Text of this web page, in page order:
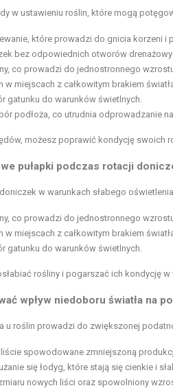
w ustawieniu roślin, które mogą
które prowadzi do gnicia korzeni i
bez odpowiednich otworów
co prowadzi do jednostronnego
w miejscach z całkowitym brakiem
gatunku do warunków świetlnych.
podłoża, co utrudnia odprowadzanie
możesz poprawić kondycję swoich
pułapki podczas rotacji
w warunkach słabego
co prowadzi do jednostronnego
w miejscach z całkowitym brakiem
gatunku do warunków świetlnych.
rośliny i pogarszać ich kondycję
wpływ niedoboru światła na
u roślin prowadzi do zwiększonej
liście spowodowane zmniejszoną
się łodyg, które stają się cienkie i
nowych liści oraz spowolniony